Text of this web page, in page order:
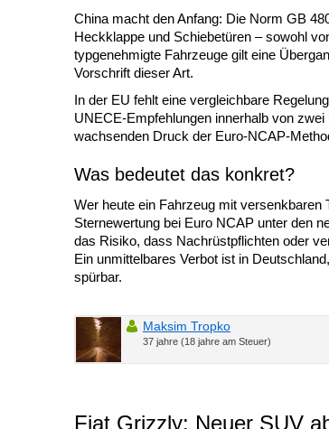
China macht den Anfang: Die Norm GB
Heckklappe und Schiebetüren – sowohl
typgenehmigte Fahrzeuge gilt eine
Vorschrift dieser Art.
In der EU fehlt eine vergleichbare
UNECE-Empfehlungen innerhalb von
wachsenden Druck der Euro-NCAP-
Was bedeutet das konkret?
Wer heute ein Fahrzeug mit
Sternewertung bei Euro NCAP unter den
das Risiko, dass Nachrüstpflichten oder
Ein unmittelbares Verbot ist in
spürbar.
Maksim Tropko
37 jahre (18 jahre am Steuer)
Fiat Grizzly: Neuer SUV